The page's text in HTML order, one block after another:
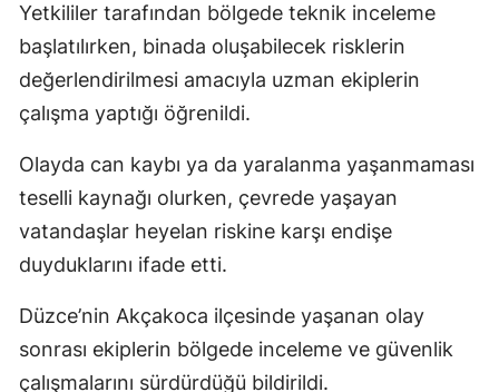
Yetkililer tarafından bölgede teknik inceleme
başlatılırken, binada oluşabilecek risklerin
değerlendirilmesi amacıyla uzman ekiplerin
çalışma yaptığı öğrenildi.
Olayda can kaybı ya da yaralanma yaşanmaması
teselli kaynağı olurken, çevrede yaşayan
vatandaşlar heyelan riskine karşı endişe
duyduklarını ifade etti.
Düzce’nin Akçakoca ilçesinde yaşanan olay
sonrası ekiplerin bölgede inceleme ve güvenlik
çalışmalarını sürdürdüğü bildirildi.